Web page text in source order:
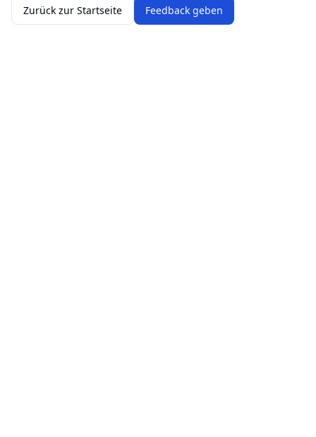
Zurück zur Startseite Feedback geben